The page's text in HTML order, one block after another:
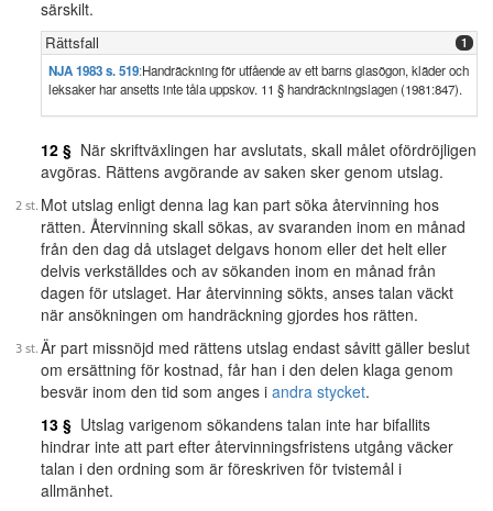
särskilt.
Rättsfall 1
NJA 1983 s. 519:Handräckning för utfående av ett barns glasögon, kläder och
leksaker har ansetts inte tåla uppskov. 11 § handräckningslagen (1981:847).
12 § När skriftväxlingen har avslutats, skall målet ofördröjligen
avgöras. Rättens avgörande av saken sker genom utslag.
Mot utslag enligt denna lag kan part söka återvinning hos
rätten. Återvinning skall sökas, av svaranden inom en månad
från den dag då utslaget delgavs honom eller det helt eller
delvis verkställdes och av sökanden inom en månad från
dagen för utslaget. Har återvinning sökts, anses talan väckt
när ansökningen om handräckning gjordes hos rätten.
Är part missnöjd med rättens utslag endast såvitt gäller beslut
om ersättning för kostnad, får han i den delen klaga genom
besvär inom den tid som anges i andra stycket.
13 § Utslag varigenom sökandens talan inte har bifallits
hindrar inte att part efter återvinningsfristens utgång väcker
talan i den ordning som är föreskriven för tvistemål i
allmänhet.